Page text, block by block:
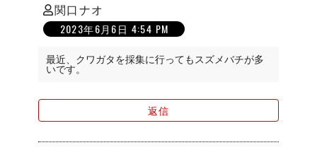
関口ナオ
の
発 2023年6月6日 4:54 PM
最近、クワガタを採集に行ってもスズメバチが多
いです。
返信